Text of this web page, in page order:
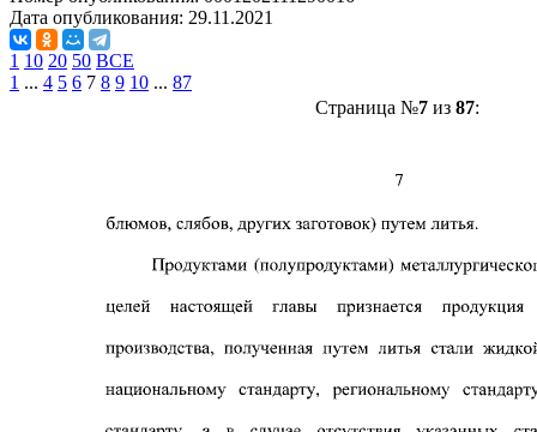
Дата опубликования: 29.11.2021
1 10 20 50 ВСЕ
1 ... 4 5 6 7 8 9 10 ... 87
Страница №7из 87: